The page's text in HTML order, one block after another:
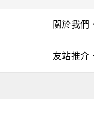
關於我們
友站推介